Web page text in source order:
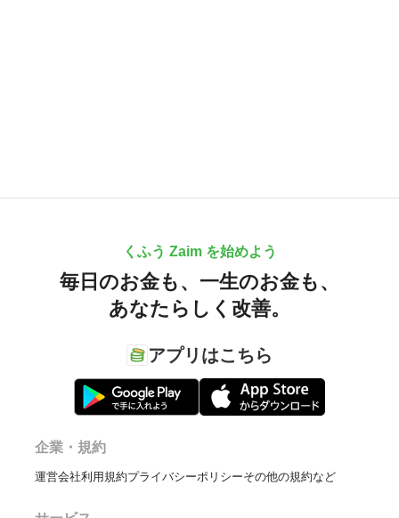
くふう Zaim を始めよう
毎日のお金も、 一生のお金も、
あなたらしく改善。
アプリはこちら
企業・規約
運営会社利用規約プライバシーポリシーその他の規約など